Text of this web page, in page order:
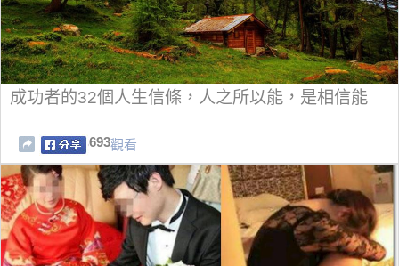
成功者的32個人生信條，人之所以能，是相信能
693觀看